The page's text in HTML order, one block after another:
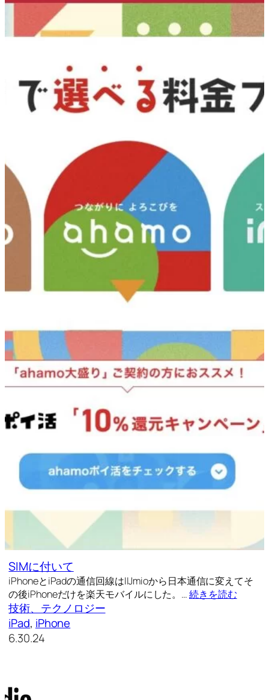
SIMに付いて
iPhoneとiPadの通信回線はIIJmioから日本通信に変えてそ
の後iPhoneだけを楽天モバイルにした。…続きを読む
技術、テクノロジー
iPad, iPhone
6.30.24